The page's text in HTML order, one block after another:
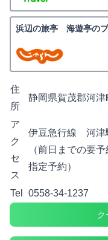
浜辺の旅亭 海遊亭の
住
所
静岡県賀茂郡河津
ア
ク
セ
ス
伊豆急行線 河津
（前日までの要
指定予約）
Tel 0558-34-1237
ク